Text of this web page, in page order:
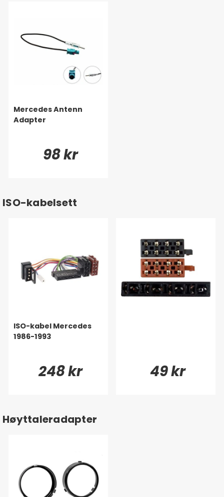
Mercedes Antenn
Adapter
98 kr
ISO-kabelsett
ISO-kabel Mercedes
1986-1993
248 kr 49 kr
Høyttaleradapter